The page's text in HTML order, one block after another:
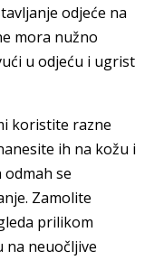
odjeće na
mora nužno
u odjeću i ugrist
koristite razne
ih na kožu i
se
Zamolite
prilikom
na neuočljive